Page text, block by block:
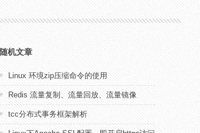
随机文章
Linux 环境zip压缩命令的使用
Redis 流量复制、流量回放、流量镜像
tcc分布式事务框架解析